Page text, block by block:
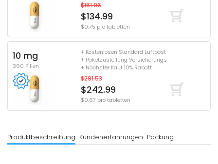
$161.96
$134.99
$0.75 pro tabletten
10 mg
360 Pillen
+ Kostenlosen Standard Luftpost
+ Paketzustellung Versicherungs
+ Nächster Kauf 10% Rabatt
$291.53
$242.99
$0.67 pro tabletten
Produktbeschreibung Kundenerfahrungen Packung